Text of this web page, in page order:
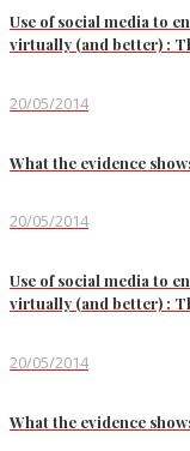
Use of social media to
virtually (and better) :
20/05/2014
What the evidence
20/05/2014
Use of social media to
virtually (and better) :
20/05/2014
What the evidence